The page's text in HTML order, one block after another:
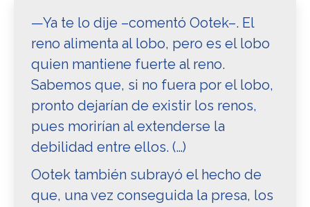
—Ya te lo dije –comentó Ootek–. El
reno alimenta al lobo, pero es el lobo
quien mantiene fuerte al reno.
Sabemos que, si no fuera por el lobo,
pronto dejarían de existir los renos,
pues morirían al extenderse la
debilidad entre ellos. (…)
Ootek también subrayó el hecho de
que, una vez conseguida la presa, los